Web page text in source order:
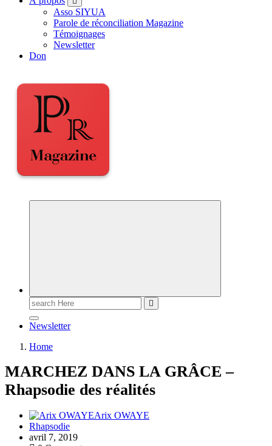
Asso SIYUA
Parole de réconciliation Magazine
Témoignages
Newsletter
Don
Newsletter
Home
MARCHEZ DANS LA GRÂCE –
Rhapsodie des réalités
Arix OWAYE
Rhapsodie
avril 7, 2019